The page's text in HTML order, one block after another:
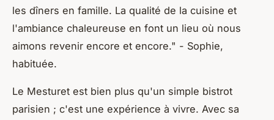
les dîners en famille. La qualité de la cuisine et
l'ambiance chaleureuse en font un lieu où nous
aimons revenir encore et encore." - Sophie,
habituée.
Le Mesturet est bien plus qu'un simple bistrot
parisien ; c'est une expérience à vivre. Avec sa